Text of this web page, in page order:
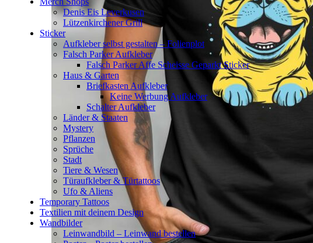
Denis Eis Leverkusen
Lützenkirchener Grill
Sticker
Aufkleber selbst gestalten – Folienplot
Falsch Parker Aufkleber
Falsch Parker Affe Scheisse Geparkt Sticker
Haus & Garten
Briefkasten Aufkleber
Keine Werbung Aufkleber
Schalter Aufkleber
Länder & Staaten
Mystery
Pflanzen
Sprüche
Stadt
Tiere & Wesen
Türaufkleber & Türtattoos
Ufo & Aliens
Temporary Tattoos
Textilien mit deinem Design
Wandbilder
Leinwandbild – Leinwand bestellen